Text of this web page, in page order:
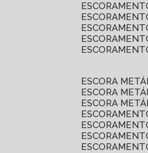
ESCORA
ESCORA
ESCORA